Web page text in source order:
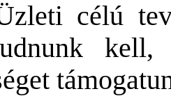
célú
kell,